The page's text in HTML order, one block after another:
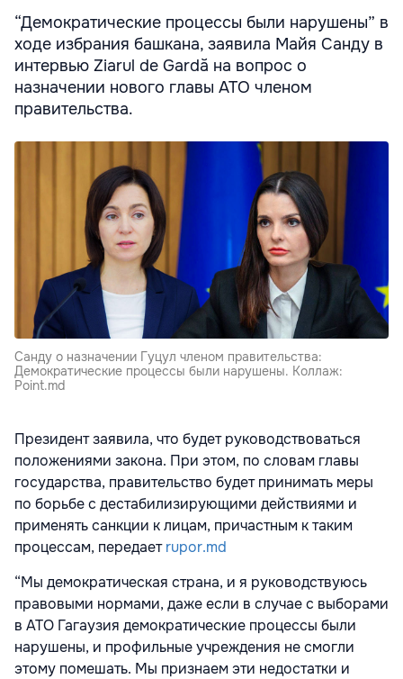
“Демократические процессы были нарушены” в
ходе избрания башкана, заявила Майя Санду в
интервью Ziarul de Gardă на вопрос о
назначении нового главы АТО членом
правительства.
Санду о назначении Гуцул членом правительства:
Демократические процессы были нарушены. Коллаж:
Point.md
Президент заявила, что будет руководствоваться
положениями закона. При этом, по словам главы
государства, правительство будет принимать меры
по борьбе с дестабилизирующими действиями и
применять санкции к лицам, причастным к таким
процессам, передаетrupor.md
“Мы демократическая страна, и я руководствуюсь
правовыми нормами, даже если в случае с выборами
в АТО Гагаузия демократические процессы были
нарушены, и профильные учреждения не смогли
этому помешать. Мы признаем эти недостатки и